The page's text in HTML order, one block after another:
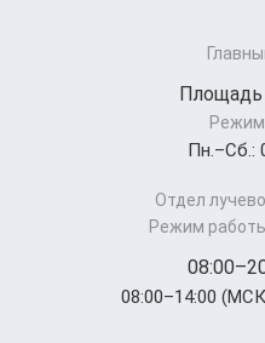
Площадь
Пн.–Cб.:
Отдел
Режим
08:00–14:00